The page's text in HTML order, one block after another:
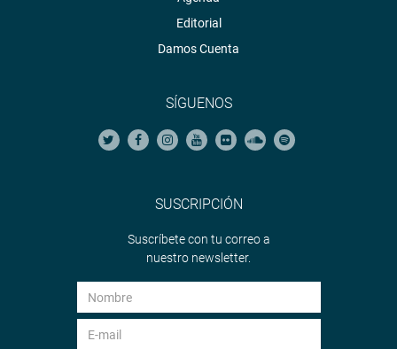
Editorial
Damos Cuenta
SÍGUENOS
SUSCRIPCIÓN
Suscríbete con tu correo a
nuestro newsletter.